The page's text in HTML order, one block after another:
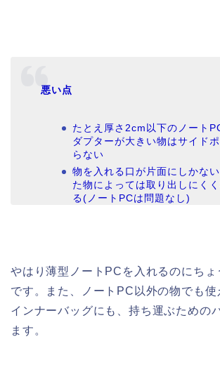
悪い点
たとえ厚さ2cm以下のノート
ダプターが大きい物はサイド
らない
物を入れる口が片面にしかな
た物によっては取り出しにく
る(ノートPCは問題なし)
やはり薄型ノートPCを入れるのにちょ
です。また、ノートPC以外の物でも使
インナーバッグにも、持ち運ぶための
ます。